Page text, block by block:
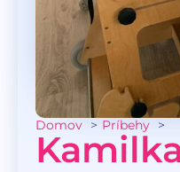
Domov Príbehy